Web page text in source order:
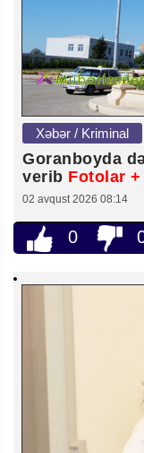
Xəbər / Kriminal
Goranboyda
verib Fotolar
02 avqust 2026 08:14
0